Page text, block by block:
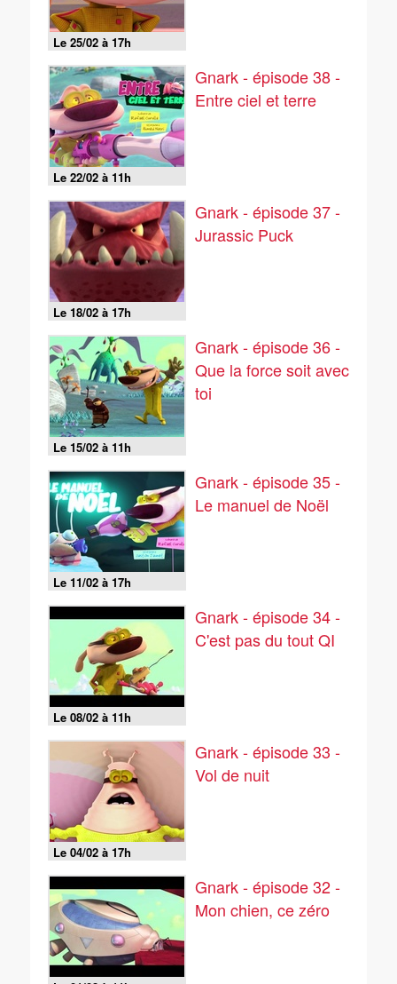
Le 25/02 à 17h
Le 22/02 à 11h
Gnark - épisode 38 -
Entre ciel et terre
Le 18/02 à 17h
Gnark - épisode 37 -
Jurassic Puck
Le 15/02 à 11h
Gnark - épisode 36 -
Que la force soit avec
toi
Le 11/02 à 17h
Gnark - épisode 35 -
Le manuel de Noël
Le 08/02 à 11h
Gnark - épisode 34 -
C'est pas du tout QI
Le 04/02 à 17h
Gnark - épisode 33 -
Vol de nuit
Gnark - épisode 32 -
Mon chien, ce zéro